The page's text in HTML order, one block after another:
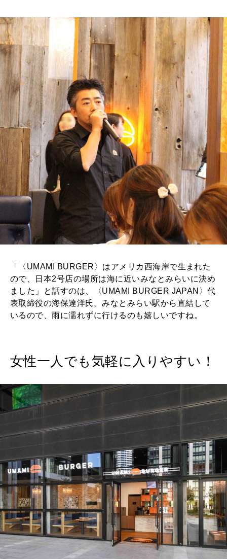
2026年3月号「スイーツ予想図 2026」
2026年2月号「良運を掴む 新・開運術。」
2026年1月号「猫がいれば、幸せ」
2025年12月号「お酒の新常識。」
「〈UMAMI BURGER〉はアメリカ西海岸で生まれた
ので、日本2号店の場所は海に近いみなとみらいに決め
ました」と話すのは、〈UMAMI BURGER JAPAN〉代
表取締役の海保達洋氏。みなとみらい駅から直結して
いるので、雨に濡れずに行けるのも嬉しいですね。
女性一人でも気軽に入りやすい！